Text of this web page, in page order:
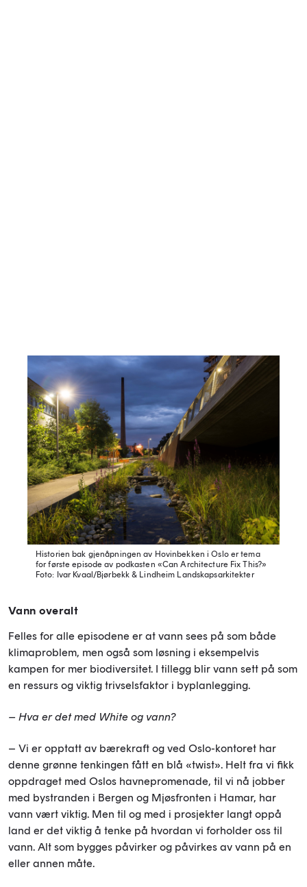
Historien bak gjenåpningen av Hovinbekken i Oslo er tema
for første episode av podkasten «Can Architecture Fix This?»
Foto: Ivar Kvaal/Bjørbekk & Lindheim Landskapsarkitekter
Vann overalt
Felles for alle episodene er at vann sees på som både
klimaproblem, men også som løsning i eksempelvis
kampen for mer biodiversitet. I tillegg blir vann sett på som
en ressurs og viktig trivselsfaktor i byplanlegging.
– Hva er det med White og vann?
– Vi er opptatt av bærekraft og ved Oslo-kontoret har
denne grønne tenkingen fått en blå «twist». Helt fra vi fikk
oppdraget med Oslos havnepromenade, til vi nå jobber
med bystranden i Bergen og Mjøsfronten i Hamar, har
vann vært viktig. Men til og med i prosjekter langt oppå
land er det viktig å tenke på hvordan vi forholder oss til
vann. Alt som bygges påvirker og påvirkes av vann på en
eller annen måte.